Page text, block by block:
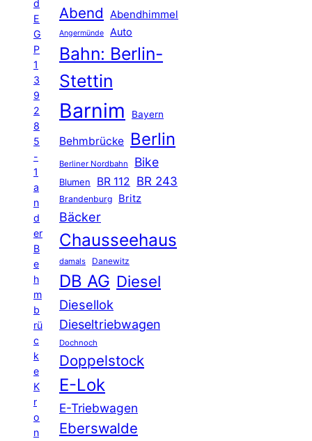
d
E
G
P
1
3
9
2
8
5
-
1
a
n
d
er
B
e
h
m
b
rü
c
k
e
K
r
o
n
Abend Abendhimmel
Angermünde Auto
Bahn: Berlin-
Stettin
Barnim Bayern
Behmbrücke Berlin
Berliner Nordbahn Bike
Blumen BR 112 BR 243
Brandenburg Britz
Bäcker
Chausseehaus
damals Danewitz
DB AG Diesel
Diesellok
Dieseltriebwagen
Dochnoch
Doppelstock
E-Lok
E-Triebwagen
Eberswalde